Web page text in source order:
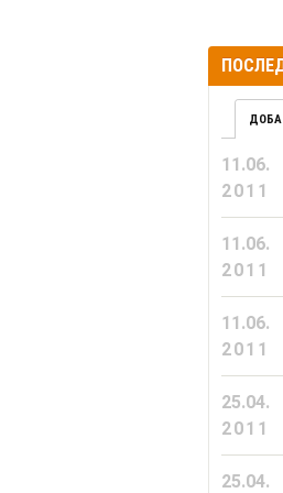
11.06.
2011
11.06.
2011
11.06.
2011
25.04.
2011
25.04.